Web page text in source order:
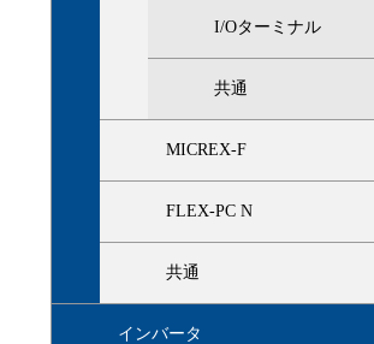
I/Oターミナル
共通
MICREX-F
FLEX-PC N
共通
インバータ